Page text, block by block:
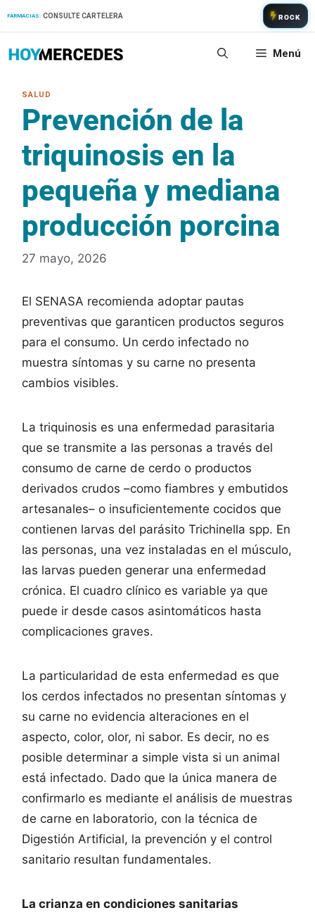
FARMACIAS: CONSULTE CARTELERA ROCK
Menú
Prevención de la
triquinosis en la
pequeña y mediana
producción porcina
27 mayo, 2026
El SENASA recomienda adoptar pautas
preventivas que garanticen productos seguros
para el consumo. Un cerdo infectado no
muestra síntomas y su carne no presenta
cambios visibles.
La triquinosis es una enfermedad parasitaria
que se transmite a las personas a través del
consumo de carne de cerdo o productos
derivados crudos –como fiambres y embutidos
artesanales– o insuficientemente cocidos que
contienen larvas del parásito Trichinella spp. En
las personas, una vez instaladas en el músculo,
las larvas pueden generar una enfermedad
crónica. El cuadro clínico es variable ya que
puede ir desde casos asintomáticos hasta
complicaciones graves.
La particularidad de esta enfermedad es que
los cerdos infectados no presentan síntomas y
su carne no evidencia alteraciones en el
aspecto, color, olor, ni sabor. Es decir, no es
posible determinar a simple vista si un animal
está infectado. Dado que la única manera de
confirmarlo es mediante el análisis de muestras
de carne en laboratorio, con la técnica de
Digestión Artificial, la prevención y el control
sanitario resultan fundamentales.
La crianza en condiciones sanitarias